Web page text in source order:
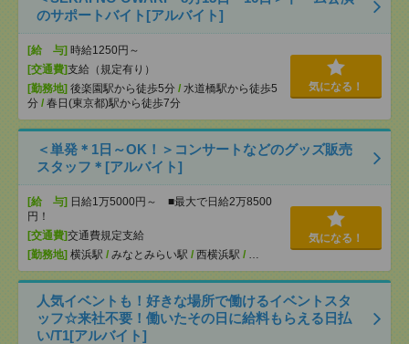
のサポートバイト[アルバイト]
[給 与] 時給1250円～
[交通費]支給（規定有り）
[勤務地] 後楽園駅から徒歩5分 / 水道橋駅から徒歩5
分 / 春日(東京都)駅から徒歩7分
気になる！
＜単発＊1日～OK！＞コンサートなどのグッズ販売
スタッフ＊[アルバイト]
[給 与] 日給1万5000円～ ■最大で日給2万8500
円！
[交通費]交通費規定支給
[勤務地] 横浜駅 / みなとみらい駅 / 西横浜駅 / …
気になる！
人気イベントも！好きな場所で働けるイベントスタ
ッフ☆来社不要！働いたその日に給料もらえる日払
い/T1[アルバイト]